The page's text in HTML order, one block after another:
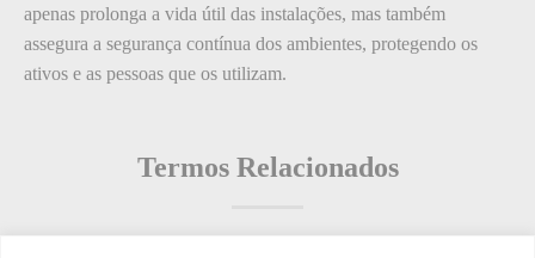
apenas prolonga a vida útil das instalações, mas também
assegura a segurança contínua dos ambientes, protegendo os
ativos e as pessoas que os utilizam.
Termos Relacionados